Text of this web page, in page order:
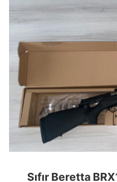
Sıfır Beretta